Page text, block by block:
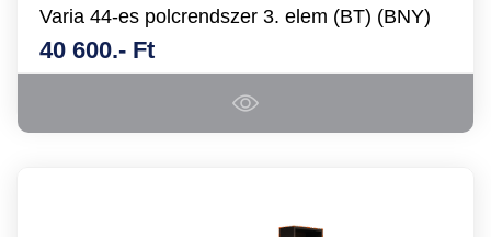
Varia 44-es polcrendszer 3. elem (BT) (BNY)
40 600.- Ft